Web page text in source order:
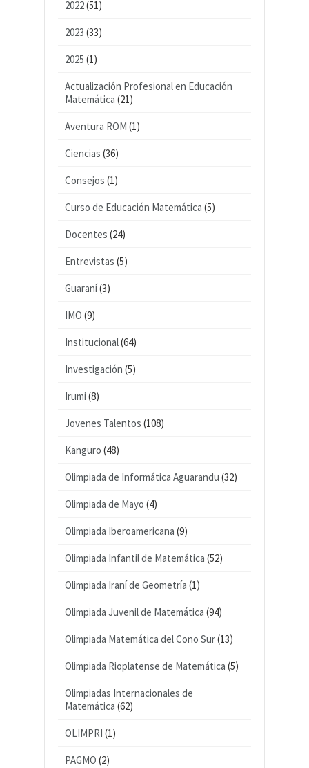
2022(51)
2023 (33)
2025 (1)
Actualización Profesional en Educación
Matemática (21)
Aventura ROM (1)
Ciencias (36)
Consejos (1)
Curso de Educación Matemática (5)
Docentes (24)
Entrevistas (5)
Guaraní(3)
IMO (9)
Institucional(64)
Investigación (5)
Irumi (8)
Jovenes Talentos (108)
Kanguro (48)
Olimpiada de Informática Aguarandu (32)
Olimpiada de Mayo (4)
Olimpiada Iberoamericana (9)
Olimpiada Infantil de Matemática (52)
Olimpiada Iraní de Geometría (1)
Olimpiada Juvenil de Matemática (94)
Olimpiada Matemática del Cono Sur(13)
Olimpiada Rioplatense de Matemática (5)
Olimpiadas Internacionales de
Matemática (62)
OLIMPRI (1)
PAGMO (2)